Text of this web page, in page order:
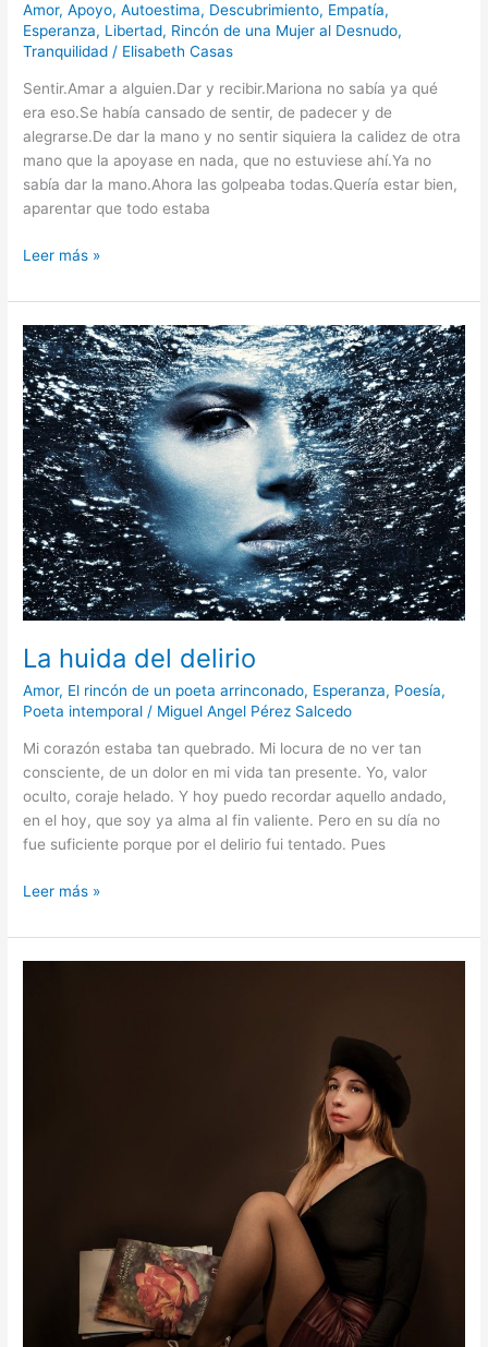
Amor,Apoyo,Autoestima, Descubrimiento, Empatía,
Esperanza, Libertad, Rincón de una Mujer al Desnudo,
Tranquilidad / Elisabeth Casas
Sentir.Amar a alguien.Dar y recibir.Mariona no sabía ya qué
era eso.Se había cansado de sentir, de padecer y de
alegrarse.De dar la mano y no sentir siquiera la calidez de otra
mano que la apoyase en nada, que no estuviese ahí.Ya no
sabía dar la mano.Ahora las golpeaba todas.Quería estar bien,
aparentar que todo estaba
Leer más »
La huida del delirio
Amor, El rincón de un poeta arrinconado, Esperanza, Poesía,
Poeta intemporal / Miguel Angel Pérez Salcedo
Mi corazón estaba tan quebrado. Mi locura de no ver tan
consciente, de un dolor en mi vida tan presente. Yo, valor
oculto, coraje helado. Y hoy puedo recordar aquello andado,
en el hoy, que soy ya alma al fin valiente. Pero en su día no
fue suficiente porque por el delirio fui tentado. Pues
La
huida
del
delirio
Leer más »